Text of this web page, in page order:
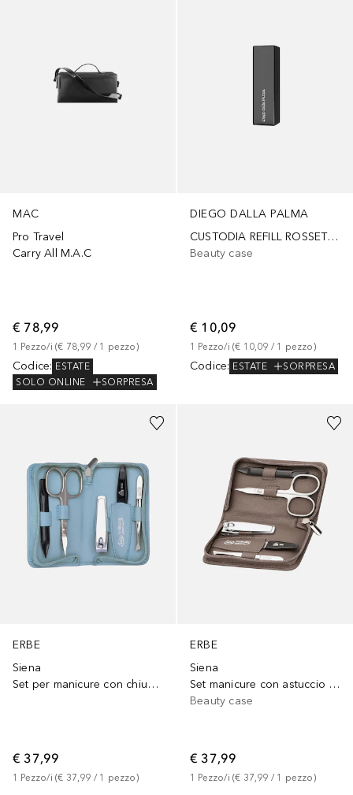
MAC
Pro Travel
Carry All M.A.C
€ 78,99
1 Pezzo/i (€ 78,99 / 1 pezzo)
Codice: ESTATE
SOLO ONLINE
SORPRESA
DIEGO DALLA PALMA
CUSTODIA REFILL ROSSETTO NERA
Beauty case
€ 10,09
1 Pezzo/i (€ 10,09 / 1 pezzo)
Codice: ESTATE SORPRESA
ERBE
Siena
Set per manicure con chiusura a cerniera della serie "Siena", blu mare, 5 pezzi.
€ 37,99
1 Pezzo/i (€ 37,99 / 1 pezzo)
ERBE
Siena
Set manicure con astuccio a zip serie 'Siena', taupe, 5 pezzi.
Beauty case
€ 37,99
1 Pezzo/i (€ 37,99 / 1 pezzo)